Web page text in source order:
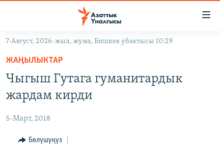
Навигацияга
өтүңүз
Издөөгө
салыңыз
ЭКОНОМИКА
МАДАНИЯТ
БОРБОР АЗИЯ
УКРАИНА
АТАЙЫН ИЛИКТӨӨ
ТВ ПРОГРАММАЛАР
7-Август, 2026-жыл, жума, Бишкек убактысы 10:29
ЖАҢЫЛЫКТАР
Чыгыш Гутага гуманитардык
жардам кирди
5-Март, 2018
Бөлүшүңүз